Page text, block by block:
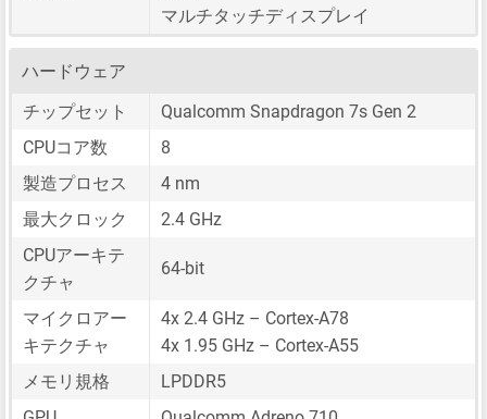
マルチタッチディスプレイ
ハードウェア
チップセット
Qualcomm Snapdragon 7s Gen 2
CPUコア数
8
製造プロセス
4 nm
最大クロック
2.4 GHz
CPUアーキテ
クチャ
64-bit
マイクロアー
キテクチャ
4x 2.4 GHz – Cortex-A78
4x 1.95 GHz – Cortex-A55
メモリ規格
LPDDR5